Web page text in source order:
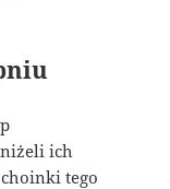
ich
tego